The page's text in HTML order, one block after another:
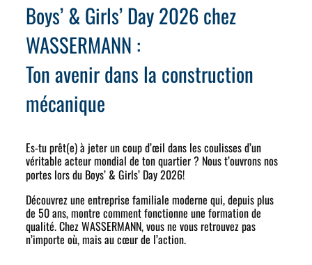
Boys’ & Girls’ Day 2026 chez
WASSERMANN :
Ton avenir dans la construction
mécanique
Es-tu prêt(e) à jeter un coup d’œil dans les coulisses d’un
véritable acteur mondial de ton quartier ? Nous t’ouvrons nos
portes lors du Boys’ & Girls’ Day 2026!
Découvrez une entreprise familiale moderne qui, depuis plus
de 50 ans, montre comment fonctionne une formation de
qualité. Chez WASSERMANN, vous ne vous retrouvez pas
n’importe où, mais au cœur de l’action.